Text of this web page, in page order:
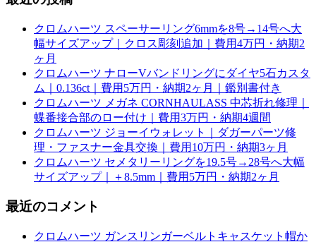
クロムハーツ スペーサーリング6mmを8号→14号へ大
幅サイズアップ｜クロス彫刻追加｜費用4万円・納期2
ヶ月
クロムハーツ ナローVバンドリングにダイヤ5石カスタ
ム｜0.136ct｜費用5万円・納期2ヶ月｜鑑別書付き
クロムハーツ メガネ CORNHAULASS 中芯折れ修理｜
蝶番接合部のロー付け｜費用3万円・納期4週間
クロムハーツ ジョーイウォレット｜ダガーパーツ修
理・ファスナー金具交換｜費用10万円・納期3ヶ月
クロムハーツ セメタリーリングを19.5号→28号へ大幅
サイズアップ｜＋8.5mm｜費用5万円・納期2ヶ月
最近のコメント
クロムハーツ ガンスリンガーベルトキャスケット帽か